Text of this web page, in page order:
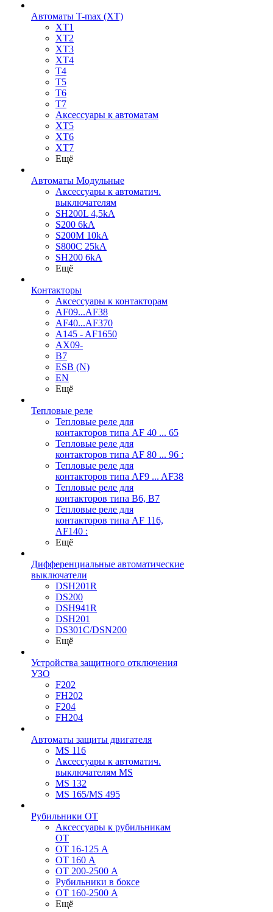
Автоматы T-max (XT)
XT1
XT2
XT3
XT4
T4
T5
T6
T7
Аксессуары к автоматам
XT5
XT6
XT7
Ещё
Автоматы Модульные
Аксессуары к автоматич.
выключателям
SH200L 4,5kA
S200 6kA
S200M 10kA
S800C 25kA
SH200 6kA
Ещё
Контакторы
Аксессуары к контакторам
AF09...AF38
AF40...AF370
A145 - AF1650
AX09-
B7
ESB (N)
EN
Ещё
Тепловые реле
Тепловые реле для
контакторов типа AF 40 ... 65
Тепловые реле для
контакторов типа AF 80 ... 96 :
Тепловые реле для
контакторов типа AF9 ... AF38
Тепловые реле для
контакторов типа В6, В7
Тепловые реле для
контакторов типа AF 116,
AF140 :
Ещё
Дифференциальные автоматические
выключатели
DSH201R
DS200
DSH941R
DSH201
DS301C/DSN200
Ещё
Устройства защитного отключения
УЗО
F202
FH202
F204
FH204
Автоматы защиты двигателя
MS 116
Аксессуары к автоматич.
выключателям MS
MS 132
MS 165/MS 495
Рубильники ОТ
Аксессуары к рубильникам
OT
OT 16-125 А
OT 160 А
OT 200-2500 А
Рубильники в боксе
OT 160-2500 А
Ещё